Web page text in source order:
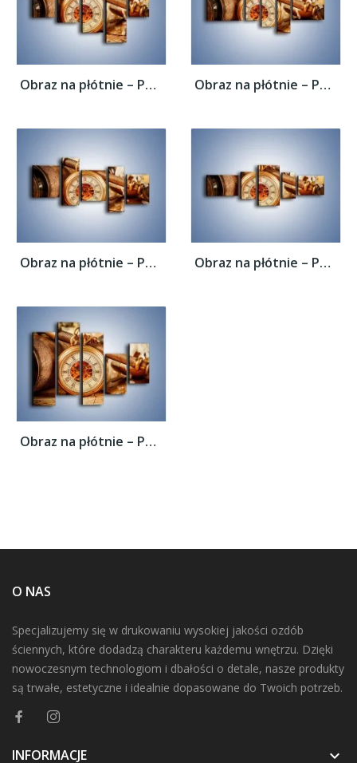
Obraz na płótnie – Podróżnik i jego świat... Obraz na płótnie – Podróżnik i jego świat...
Obraz na płótnie – Podróżnik i jego świat... Obraz na płótnie – Podróżnik i jego świat...
Obraz na płótnie – Podróżnik i jego świat...
O NAS
Specjalizujemy się w drukowaniu wysokiej jakości ozdób
ściennych, które dodadzą charakteru każdemu wnętrzu. Dzięki
nowoczesnym technologiom i dbałości o detale, nasze produkty
są trwałe, estetyczne i idealnie dopasowane do Twoich potrzeb.
INFORMACJE 